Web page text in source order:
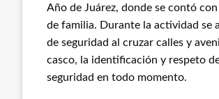
Año de Juárez, donde se contó
de familia. Durante la actividad se
de seguridad al cruzar calles y
casco, la identificación y respeto
seguridad en todo momento.